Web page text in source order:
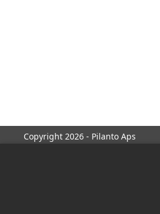
Copyright 2026 - Pilanto Aps